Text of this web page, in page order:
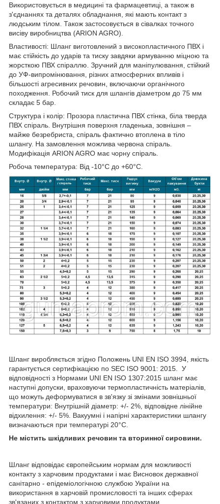
Використовується в медицині та фармацевтиці, а також в
з'єднаннях та деталях обладнання, які мають контакт з
людським тілом. Також застосовується в сівалках точного
висіву виробництва (ARION AGRO).
Властивості: Шланг виготовлений з високопластичного ПВХ і
має стійкість до ударів та тиску завдяки армуванню міцною та
жорсткою ПВХ спіраллю. Зручний для маніпулювання, стійкий
до УФ-випромінювання, різних атмосферних впливів і
більшості агресивних речовин, включаючи органічного
походження. Робочий тиск для шлангів діаметром до 75 мм
складає 5 бар.
Структура і колір: Прозора пластична ПВХ стінка, біла тверда
ПВХ спіраль. Внутрішня поверхня гладенька, зовнішня –
майже безребриста, спіраль фактично втоплена в тіло
шлангу. На замовлення можлива червона спіраль.
Модифікація ARION AGRO має чорну спіраль.
Робоча температура: Від -10°C до +60°C.
Шланг виробляється згідно Положень UNI EN ISO 3994, якість
гарантується сертифікацією по SEC ISO 9001: 2015. У
відповідності з Нормами UNI EN ISO 1307:2015 шланг має
наступні допуски, враховуючи термопластичність матеріалів,
що можуть деформуватися в зв'язку зі змінами зовнішньої
температури: Внутрішній діаметр: +/- 2%, відповідне лінійне
відхилення: +/- 5%. Вакуумні і напірні характеристики шлангу
визначаються при температурі 20°C.
Не містить шкідливих речовин та вторинної сировини.
Шланг відповідає європейським нормам для можливості
контакту з харчовим продуктами і має Висновок державної
санітарно - епідеміологічною службою України на
використання в харчовій промисловості та інших сферах
зв'язаних з контактом з харчовими продуктами.